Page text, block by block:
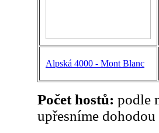
Alpská 4000 - Mont Blanc
Počet hostů: podle
upřesníme